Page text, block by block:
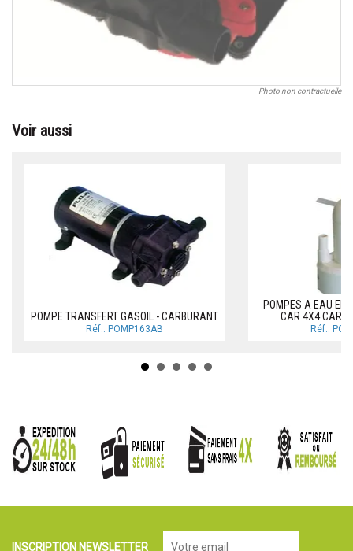
Photo non contractuelle
Voir aussi
POMPE TRANSFERT GASOIL - CARBURANT
Réf.: POMP163AB
POMPES A EAU
CAR 4X4
Réf.:
INSCRIPTION NEWSLETTER